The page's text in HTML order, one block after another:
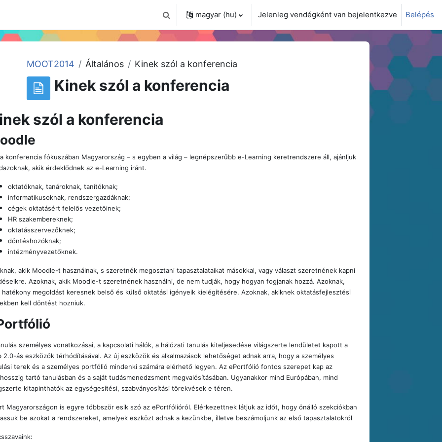
Keresési bemeneti adatok váltása
magyar ‎(hu)‎ Jelenleg vendégként van bejelentkezve Belépés
MOOT2014 Általános Kinek szól a konferencia
Kinek szól a konferencia
szól a konferencia
konferencia fókuszában Magyarország – s egyben a világ – legnépszerűbb e-Learning keretrendszere áll, ajánljuk
akik érdeklődnek az e-Learning iránt.
oktatóknak, tanároknak, tanítóknak;
informatikusoknak, rendszergazdáknak;
cégek oktatásért felelős vezetőinek;
HR szakembereknek;
oktatásszervezőknek;
döntéshozóknak;
intézményvezetőknek.
akik Moodle-t használnak, s szeretnék megosztani tapasztalataikat másokkal, vagy választ szeretnének kapni
Azoknak, akik Moodle-t szeretnének használni, de nem tudják, hogy hogyan fogjanak hozzá. Azoknak,
hatékony megoldást keresnek belső és külső oktatási igényeik kielégítésére. Azoknak, akiknek oktatásfejlesztési
kell döntést hozniuk.
személyes vonatkozásai, a kapcsolati hálók, a hálózati tanulás kiteljesedése világszerte lendületet kapott a
2.0-ás eszközök térhódításával. Az új eszközök és alkalmazások lehetőséget adnak arra, hogy a személyes
terek és a személyes portfólió mindenki számára elérhető legyen. Az ePortfólió fontos szerepet kap az
tartó tanulásban és a saját tudásmenedzsment megvalósításában. Ugyanakkor mind Európában, mind
kitapinthatók az egységesítési, szabványosítási törekvések e téren.
Magyarországon is egyre többször esik szó az ePortfólióról. Elérkezettnek látjuk az időt, hogy önálló szekciókban
be azokat a rendszereket, amelyek eszközt adnak a kezünkbe, illetve beszámoljunk az első tapasztalatokról